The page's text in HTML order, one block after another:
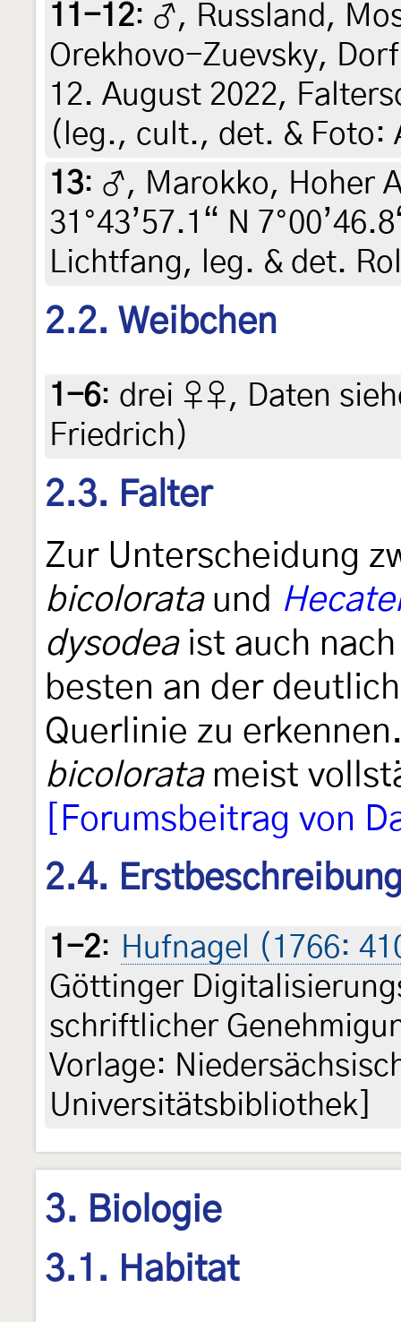
11-12: ♂, Russland,
Orekhovo-Zuevsky,
12. August 2022,
(leg., cult., det. & Foto:
13: ♂, Marokko, Hoher
31°43’57.1“ N
Lichtfang, leg. & det.
2.2. Weibchen
1-6: drei ♀♀, Daten
Friedrich)
2.3. Falter
Zur Unterscheidung
bicolorataund
dysodeaist auch
besten an der
Querlinie zu
bicoloratameist
[Forumsbeitrag von
2.4.
1-2: Hufnagel (1766:
Göttinger
schriftlicher
Vorlage:
Universitätsbibliothek]
3. Biologie
3.1. Habitat